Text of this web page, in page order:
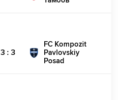
3 : 3
FC Kompozit
Pavlovskiy
Posad